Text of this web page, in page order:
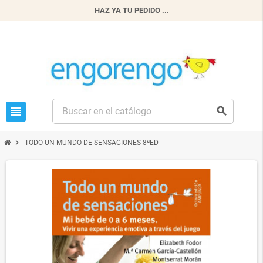
HAZ YA TU PEDIDO ...
view_headline search
chevron_right TODO UN MUNDO DE SENSACIONES 8ªED